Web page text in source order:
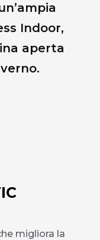
Indoor,
aperta
migliora la